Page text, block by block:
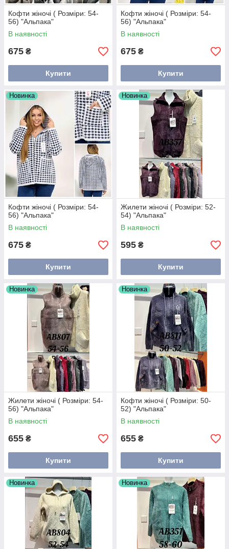
Кофти жіночі ( Розміри: 54-
56) "Альпака"
В наявності
675 ₴
Купити
Кофти жіночі ( Розміри: 54-
56) "Альпака"
В наявності
675 ₴
Купити
Новинка
Кофти жіночі ( Розміри: 54-
56) "Альпака"
В наявності
675 ₴
Купити
Новинка
Жилети жіночі ( Розміри: 52-
54) "Альпака"
В наявності
595 ₴
Купити
Новинка
Жилети жіночі ( Розміри: 54-
56) "Альпака"
В наявності
655 ₴
Купити
Новинка
Кофти жіночі ( Розміри: 50-
52) "Альпака"
В наявності
655 ₴
Купити
Новинка Новинка